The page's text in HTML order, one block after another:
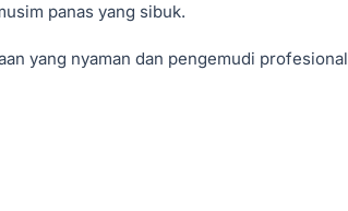
panas yang sibuk.
yang nyaman dan pengemudi profesional